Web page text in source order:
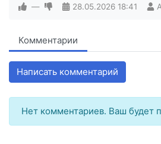
— 28.05.2026 18:41
Комментарии
Написать комментарий
Нет комментариев. Ваш будет